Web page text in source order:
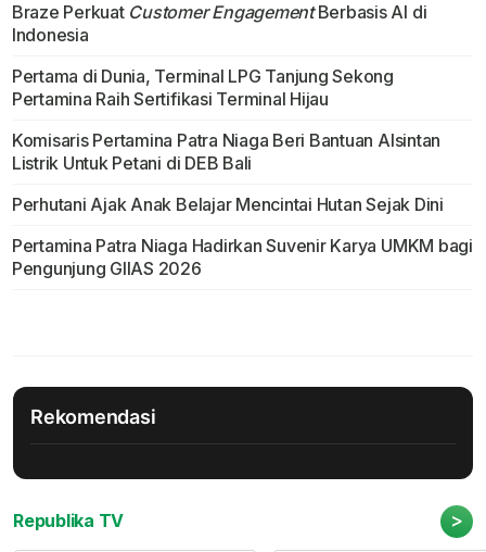
Braze Perkuat Customer EngagementBerbasis AI di
Indonesia
Pertama di Dunia, Terminal LPG Tanjung Sekong
Pertamina Raih Sertifikasi Terminal Hijau
Komisaris Pertamina Patra Niaga Beri Bantuan Alsintan
Listrik Untuk Petani di DEB Bali
Perhutani Ajak Anak Belajar Mencintai Hutan Sejak Dini
Pertamina Patra Niaga Hadirkan Suvenir Karya UMKM bagi
Pengunjung GIIAS 2026
Rekomendasi
Republika TV >